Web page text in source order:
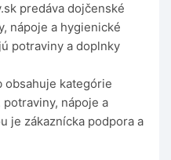
predáva dojčenské
nápoje a hygienické
potraviny a doplnky
obsahuje kategórie
nápoje a
je zákaznícka podpora a